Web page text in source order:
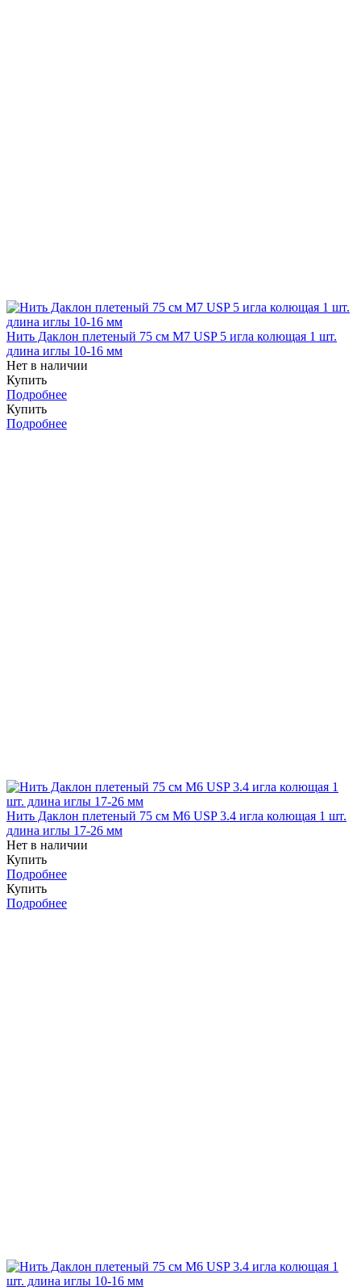
Нить Даклон плетеный 75 см М7 USP 5 игла колющая 1 шт.
длина иглы 10-16 мм
Нет в наличии
Купить
Подробнее
Купить
Подробнее
Нить Даклон плетеный 75 см М6 USP 3.4 игла колющая 1 шт.
длина иглы 17-26 мм
Нет в наличии
Купить
Подробнее
Купить
Подробнее